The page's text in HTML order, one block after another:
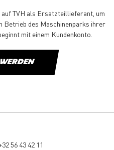
TVH als Ersatzteillieferant, um
Betrieb des Maschinenparks ihrer
mit einem Kundenkonto.
56 43 42 11